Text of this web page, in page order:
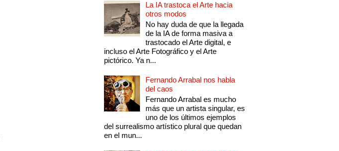
La IA trastoca el Arte hacia
otros modos
No hay duda de que la llegada
de la IA de forma masiva a
trastocado el Arte digital, e
incluso el Arte Fotográfico y el Arte
pictórico. Ya n...
Fernando Arrabal nos habla
del caos
Fernando Arrabal es mucho
más que un artista singular, es
uno de los últimos ejemplos
del surrealismo artístico plural que quedan
en el mun...